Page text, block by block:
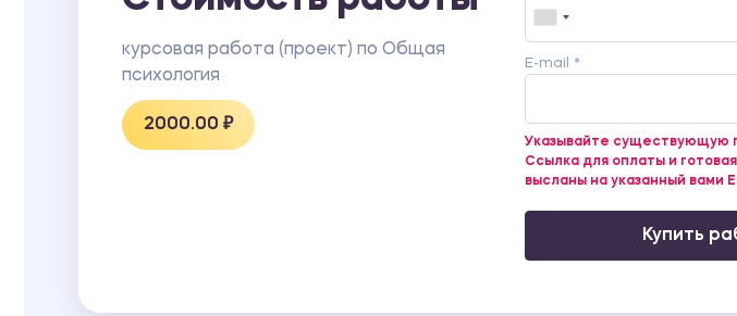
курсовая работа (проект) по Общая
психология
2000.00 ₽
E-mail *
Указывайте существующую
Ссылка для оплаты и
высланы на указанный вами
Купить